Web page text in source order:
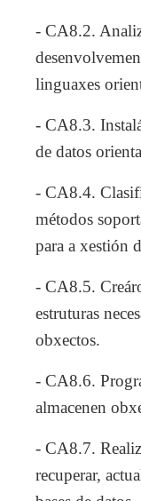
- CA8.2.
linguaxes
- CA8.3.
de datos
- CA8.4.
métodos
para a xestión
- CA8.5.
estruturas
obxectos.
- CA8.6.
almacenen
- CA8.7.
recuperar,